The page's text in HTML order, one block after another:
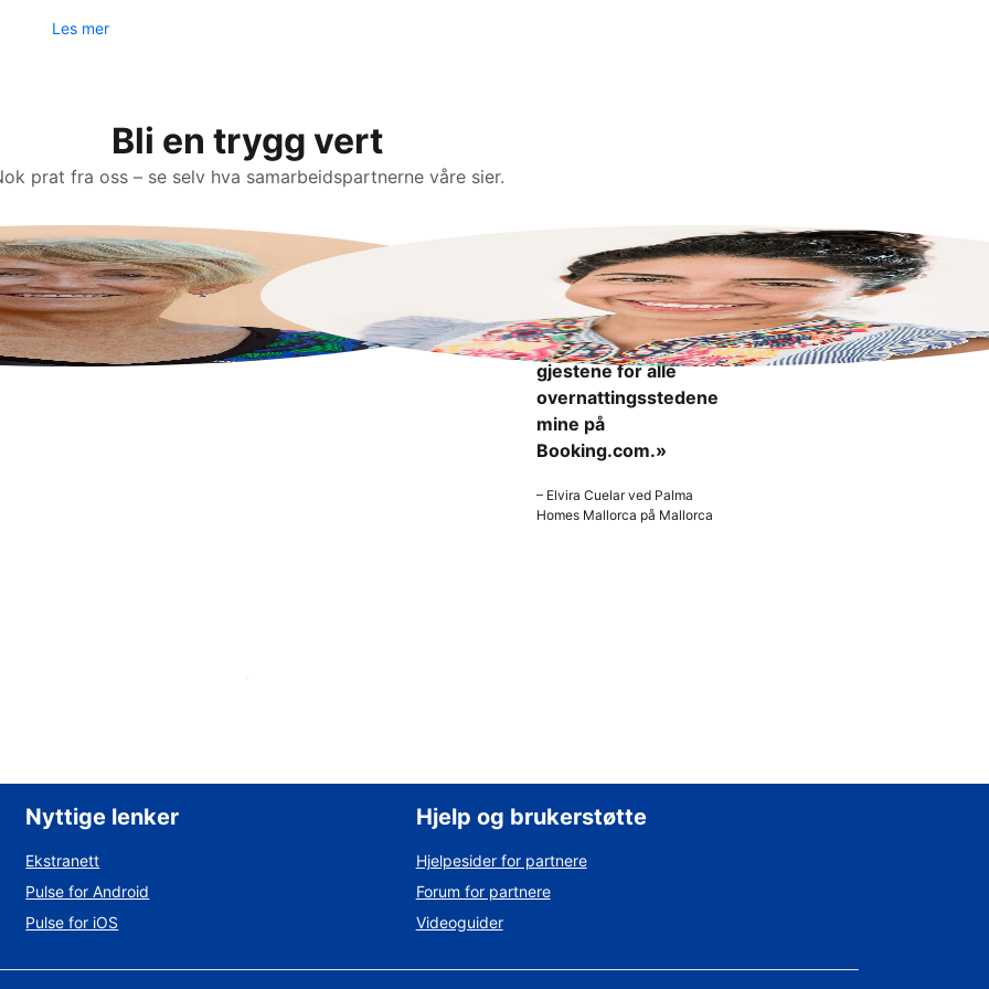
Les mer
Bli en trygg vert
prat fra oss – se selv hva samarbeidspartnerne våre sier.
«Jeg føler meg
tryggere av å vite at
jeg kan melde fra om
upassende
oppførsel fra
gjestene for alle
overnattingsstedene
mine på
Booking.com.»
– Elvira Cuelar ved Palma
Homes Mallorca på Mallorca
Legg til overnattingsstedet du eier
Nyttige lenker
Ekstranett
Pulse for Android
Pulse for iOS
Hjelp og brukerstøtte
Hjelpesider for partnere
Forum for partnere
Videoguider